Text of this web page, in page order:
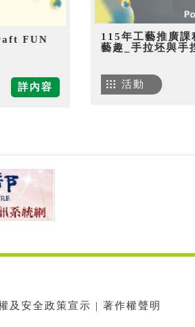
115年工藝推廣
藝趣_手拉坯與手
活動
FUN
詳內容
安全政策宣示 | 著作權聲明